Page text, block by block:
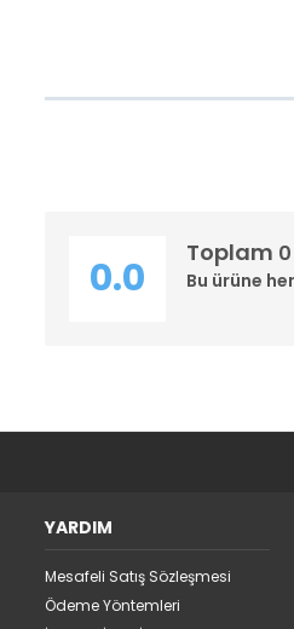
Toplam 0
Bu ürüne
0.0
YARDIM
Mesafeli Satış Sözleşmesi
Ödeme Yöntemleri